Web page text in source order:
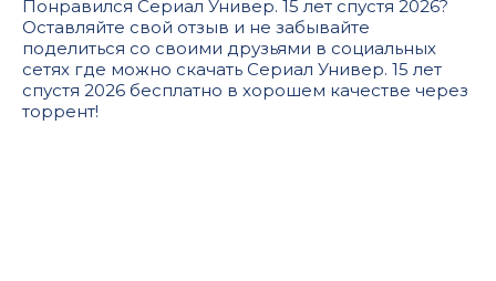
Понравился Сериал Универ. 15 лет спустя 2026?
Оставляйте свой отзыв и не забывайте
поделиться со своими друзьями в социальных
сетях где можно скачать Сериал Универ. 15 лет
спустя 2026 бесплатно в хорошем качестве через
торрент!